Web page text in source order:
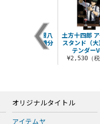
描き下ろし 坂田銀八
65mm缶バッジ 糖分
土方十四郎
スタンド（
テンダー
¥2,530（税
オリジナルタイトル
アイテムヤ